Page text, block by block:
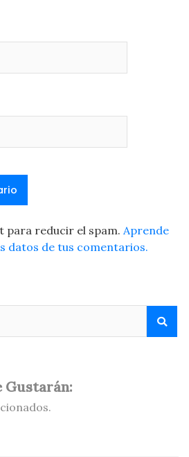
para reducir el spam. Aprende
datos de tus comentarios.
Gustarán: